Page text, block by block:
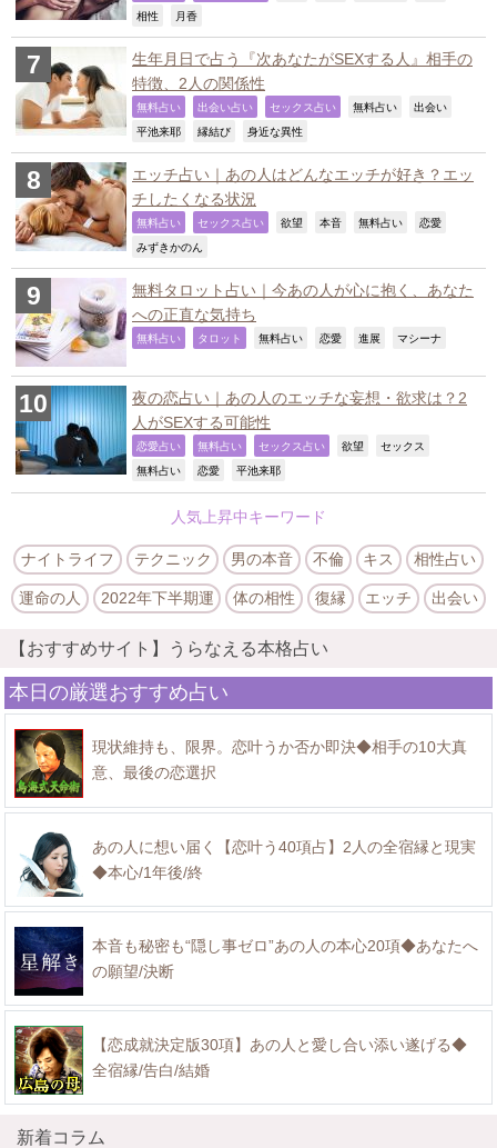
相性 月香
生年月日で占う『次あなたがSEXする人』相手の
特徴、2人の関係性
無料占い 出会い占い セックス占い 無料占い 出会い
平池来耶 縁結び 身近な異性
エッチ占い｜あの人はどんなエッチが好き？エッ
チしたくなる状況
無料占い セックス占い 欲望 本音 無料占い 恋愛
みずきかのん
無料タロット占い｜今あの人が心に抱く、あなた
への正直な気持ち
無料占い タロット 無料占い 恋愛 進展 マシーナ
夜の恋占い｜あの人のエッチな妄想・欲求は？2
人がSEXする可能性
恋愛占い 無料占い セックス占い 欲望 セックス
無料占い 恋愛 平池来耶
人気上昇中キーワード
ナイトライフ テクニック 男の本音 不倫 キス 相性占い
運命の人 2022年下半期運 体の相性 復縁 エッチ 出会い
【おすすめサイト】うらなえる本格占い
本日の厳選おすすめ占い
現状維持も、限界。恋叶うか否か即決◆相手の10大真
意、最後の恋選択
あの人に想い届く【恋叶う40項占】2人の全宿縁と現実
◆本心/1年後/終
本音も秘密も“隠し事ゼロ”あの人の本心20項◆あなたへ
の願望/決断
【恋成就決定版30項】あの人と愛し合い添い遂げる◆
全宿縁/告白/結婚
新着コラム